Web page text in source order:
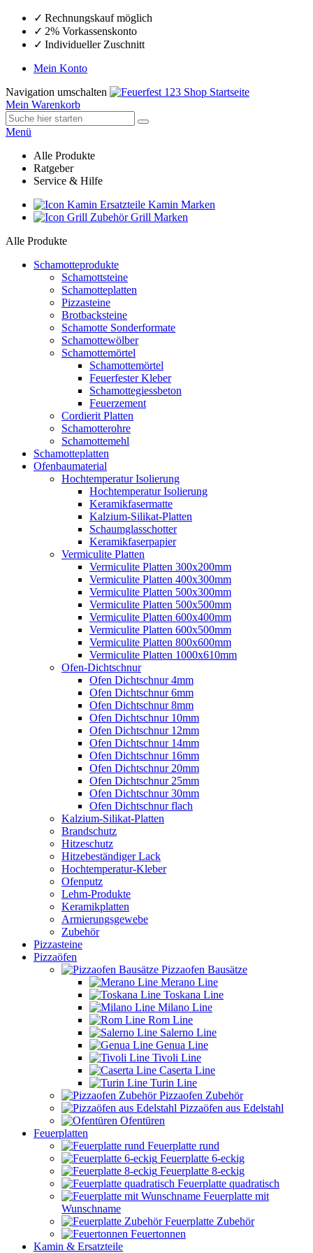
Rechnungskauf möglich
2% Vorkassenskonto
Individueller Zuschnitt
Mein Konto
Navigation umschalten
Mein Warenkorb
Menü
Alle Produkte
Ratgeber
Service & Hilfe
Ersatzteile Kamin Marken
Zubehör Grill Marken
Alle Produkte
Schamotteprodukte
Schamottsteine
Schamotteplatten
Pizzasteine
Brotbacksteine
Schamotte Sonderformate
Schamottewölber
Schamottemörtel
Schamottemörtel
Feuerfester Kleber
Schamottegiessbeton
Feuerzement
Cordierit Platten
Schamotterohre
Schamottemehl
Schamotteplatten
Ofenbaumaterial
Hochtemperatur Isolierung
Hochtemperatur Isolierung
Keramikfasermatte
Kalzium-Silikat-Platten
Schaumglasschotter
Keramikfaserpapier
Vermiculite Platten
Vermiculite Platten 300x200mm
Vermiculite Platten 400x300mm
Vermiculite Platten 500x300mm
Vermiculite Platten 500x500mm
Vermiculite Platten 600x400mm
Vermiculite Platten 600x500mm
Vermiculite Platten 800x600mm
Vermiculite Platten 1000x610mm
Ofen-Dichtschnur
Ofen Dichtschnur 4mm
Ofen Dichtschnur 6mm
Ofen Dichtschnur 8mm
Ofen Dichtschnur 10mm
Ofen Dichtschnur 12mm
Ofen Dichtschnur 14mm
Ofen Dichtschnur 16mm
Ofen Dichtschnur 20mm
Ofen Dichtschnur 25mm
Ofen Dichtschnur 30mm
Ofen Dichtschnur flach
Kalzium-Silikat-Platten
Brandschutz
Hitzeschutz
Hitzebeständiger Lack
Hochtemperatur-Kleber
Ofenputz
Lehm-Produkte
Keramikplatten
Armierungsgewebe
Zubehör
Pizzasteine
Pizzaöfen
Pizzaofen Bausätze
Merano Line
Toskana Line
Milano Line
Rom Line
Salerno Line
Genua Line
Tivoli Line
Caserta Line
Turin Line
Pizzaofen Zubehör
Pizzaöfen aus Edelstahl
Ofentüren
Feuerplatten
Feuerplatte rund
Feuerplatte 6-eckig
Feuerplatte 8-eckig
Feuerplatte quadratisch
Feuerplatte mit
Wunschname
Feuerplatte Zubehör
Feuertonnen
Kamin & Ersatzteile